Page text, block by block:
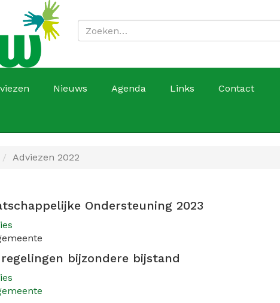
Nieuws Agenda Links Contact
Adviezen 2022
Ondersteuning 2023
bijzondere bijstand